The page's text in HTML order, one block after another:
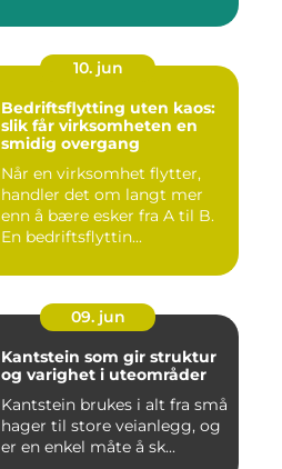
10. jun
Bedriftsflytting uten kaos:
slik får virksomheten en
smidig overgang
Når en virksomhet flytter,
handler det om langt mer
enn å bære esker fra A til B.
En bedriftsflyttin...
09. jun
Kantstein som gir struktur
og varighet i uteområder
Kantstein brukes i alt fra små
hager til store veianlegg, og
er en enkel måte å sk...